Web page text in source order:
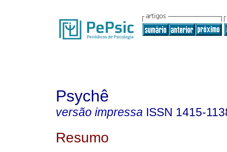
Psychê
versão impressa ISSN 1415-
Resumo